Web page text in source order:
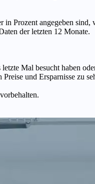
Prozent angegeben
der letzten 12 Monate.
Mal besucht haben
und Ersparnisse zu